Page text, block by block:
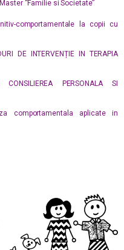
“Familie si Societate”
comportamentale la copii cu
DE INTERVENȚIE IN TERAPIA
PERSONALA SI
comportamentala aplicate in